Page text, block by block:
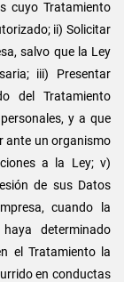
cuyo Tratamiento
ii) Solicitar
salvo que la Ley
iii) Presentar
del Tratamiento
y a que
ante un organismo
a la Ley; v)
de sus Datos
cuando la
determinado
el Tratamiento la
en conductas